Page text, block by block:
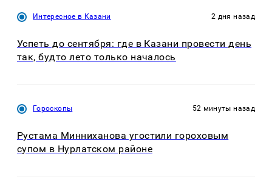
Интересное в Казани 2 дня назад
Успеть до сентября: где в Казани провести день
так, будто лето только началось
Гороскопы 52 минуты назад
Рустама Минниханова угостили гороховым
супом в Нурлатском районе